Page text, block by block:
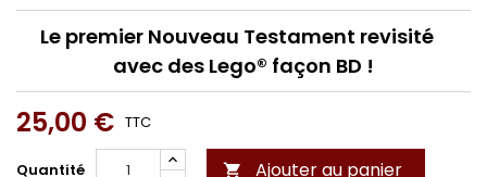
Le premier Nouveau Testament revisité
avec des Lego® façon BD !
25,00 € TTC
Quantité  Ajouter au panier